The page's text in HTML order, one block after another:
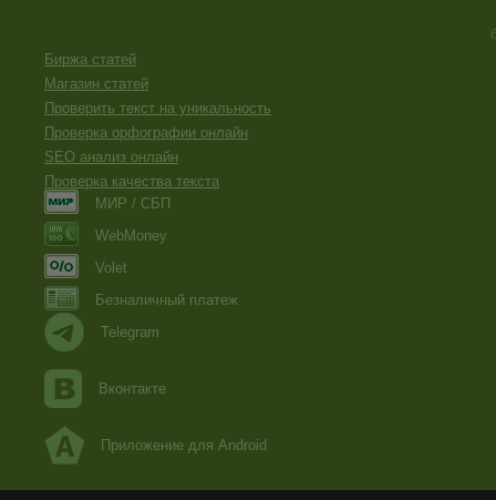
Биржа статей
Магазин статей
Проверить текст на уникальность
Проверка орфографии онлайн
SEO анализ онлайн
Проверка качества текста
МИР / СБП
WebMoney
Volet
Безналичный платеж
Telegram
Вконтакте
Приложение для Android